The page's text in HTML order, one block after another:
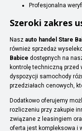
Profesjonalna
Szeroki zakres
Nasz auto handel Stare
również sprzedaż
Babice dostępnych na
kontrolę techniczną przed
dyspozycji samochody
przedziałach cenowych,
Dodatkowo oferujemy
rozliczeniu przy zakupie
związane z leasingiem
oferta jest kompleksowa i